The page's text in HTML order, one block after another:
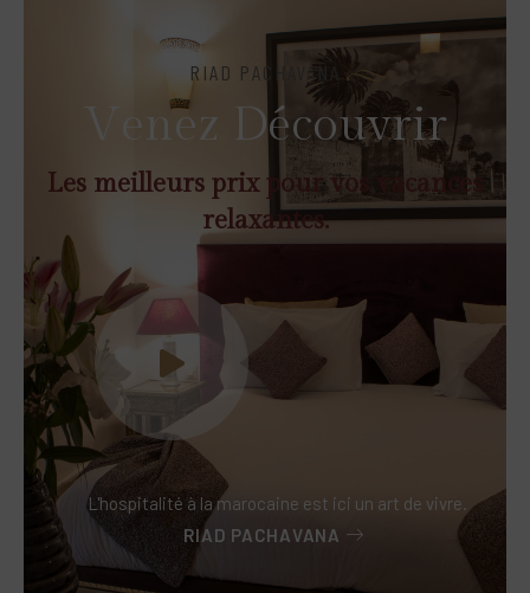
RIAD PACHAVANA
V enez Découvrir
Les meilleurs prix pour vos vacances
relaxantes.
L'hospitalité à la marocaine est ici un art de vivre.
RIAD PACHAVANA